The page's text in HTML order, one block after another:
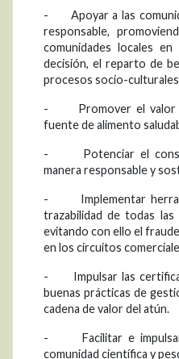
- Apoyar a las
responsable,
comunidades locales
decisión, el reparto de
procesos socio-
- Promover el valor
fuente de alimento
- Potenciar el
manera responsable y
- Implementar
trazabilidad de todas las
evitando con ello el
en los circuitos
- Impulsar las
buenas prácticas de
cadena de valor del atún.
- Facilitar e impulsar
comunidad científica y